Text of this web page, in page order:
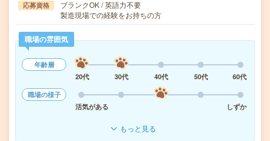
応募資格
ブランクOK / 英語力不要
製造現場での経験をお持ちの方
職場の雰囲気
年齢層
20代
30代 40代 50代
60代
職場の様子
活気がある
しずか
もっと見る